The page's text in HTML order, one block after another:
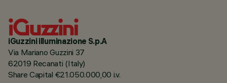
iGuzzini illuminazione S.p.A
Via Mariano Guzzini 37
62019 Recanati (Italy)
Share Capital €21.050.000,00 i.v.